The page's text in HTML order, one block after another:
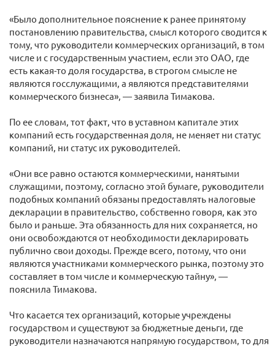
«Было дополнительное пояснение к ранее принятому
постановлению правительства, смысл которого сводится к
тому, что руководители коммерческих организаций, в том
числе и с государственным участием, если это ОАО, где
есть какая-то доля государства, в строгом смысле не
являются госслужащими, а являются представителями
коммерческого бизнеса», — заявила Тимакова.
По ее словам, тот факт, что в уставном капитале этих
компаний есть государственная доля, не меняет ни статус
компаний, ни статус их руководителей.
«Они все равно остаются коммерческими, нанятыми
служащими, поэтому, согласно этой бумаге, руководители
подобных компаний обязаны предоставлять налоговые
декларации в правительство, собственно говоря, как это
было и раньше. Эта обязанность для них сохраняется, но
они освобождаются от необходимости декларировать
публично свои доходы. Прежде всего, потому, что они
являются участниками коммерческого рынка, поэтому это
составляет в том числе и коммерческую тайну», —
пояснила Тимакова.
Что касается тех организаций, которые учреждены
государством и существуют за бюджетные деньги, где
руководители назначаются напрямую государством, то для